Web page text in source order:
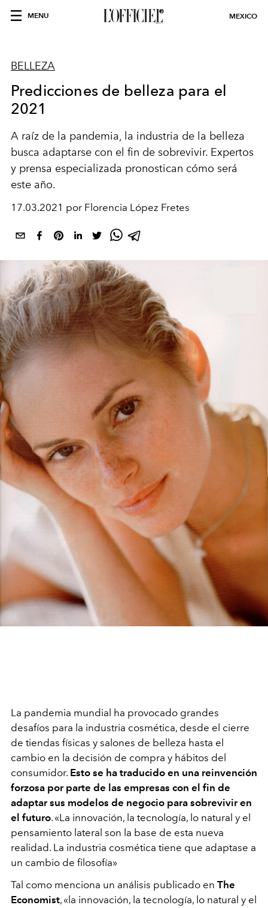
MENU MEXICO
BELLEZA
Predicciones de belleza para el
2021
A raíz de la pandemia, la industria de la belleza
busca adaptarse con el fin de sobrevivir. Expertos
y prensa especializada pronostican cómo será
este año.
17.03.2021 por Florencia López Fretes
La pandemia mundial ha provocado grandes
desafíos para la industria cosmética, desde el cierre
de tiendas físicas y salones de belleza hasta el
cambio en la decisión de compra y hábitos del
consumidor. Esto se ha traducido en una reinvención
forzosa por parte de las empresas con el fin de
adaptar sus modelos de negocio para sobrevivir en
el futuro. «La innovación, la tecnología, lo natural y el
pensamiento lateral son la base de esta nueva
realidad. La industria cosmética tiene que adaptase a
un cambio de filosofía»
Tal como menciona un análisis publicado en The
Economist, «la innovación, la tecnología, lo natural y el